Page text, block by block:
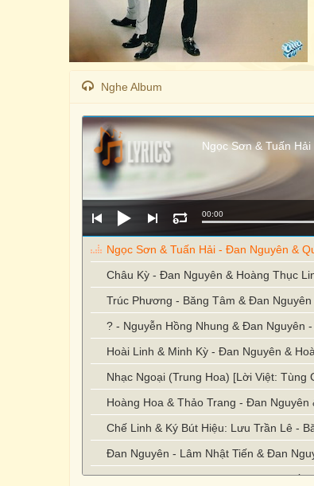
Nghe Album
Ngọc Sơn & Tuấn
00:00
Ngọc Sơn & Tuấn Hải - Đan Nguyên &
Châu Kỳ - Đan Nguyên & Hoàng Thục
Trúc Phương - Băng Tâm & Đan
? - Nguyễn Hồng Nhung & Đan Nguyên
Hoài Linh & Minh Kỳ - Đan Nguyên &
Nhạc Ngoại (Trung Hoa) [Lời Việt:
Hoàng Hoa & Thảo Trang - Đan
Chế Linh & Ký Bút Hiệu: Lưu Trần Lê -
Đan Nguyên - Lâm Nhật Tiến & Đan
Y Vũ & Giao Tiên - Đan Nguyên & Quốc